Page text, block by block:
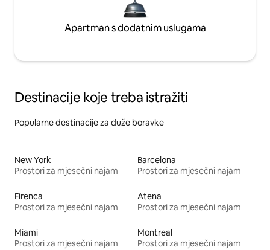
Apartman s dodatnim uslugama
Destinacije koje treba istražiti
Popularne destinacije za duže boravke
New York
Prostori za mjesečni najam
Barcelona
Prostori za mjesečni najam
Firenca
Prostori za mjesečni najam
Atena
Prostori za mjesečni najam
Miami
Prostori za mjesečni najam
Montreal
Prostori za mjesečni najam